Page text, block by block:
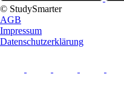
© StudySmarter
AGB
Impressum
Datenschutzerklärung